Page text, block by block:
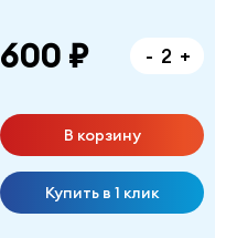
600 ₽ - +
В корзину
Купить в 1 клик